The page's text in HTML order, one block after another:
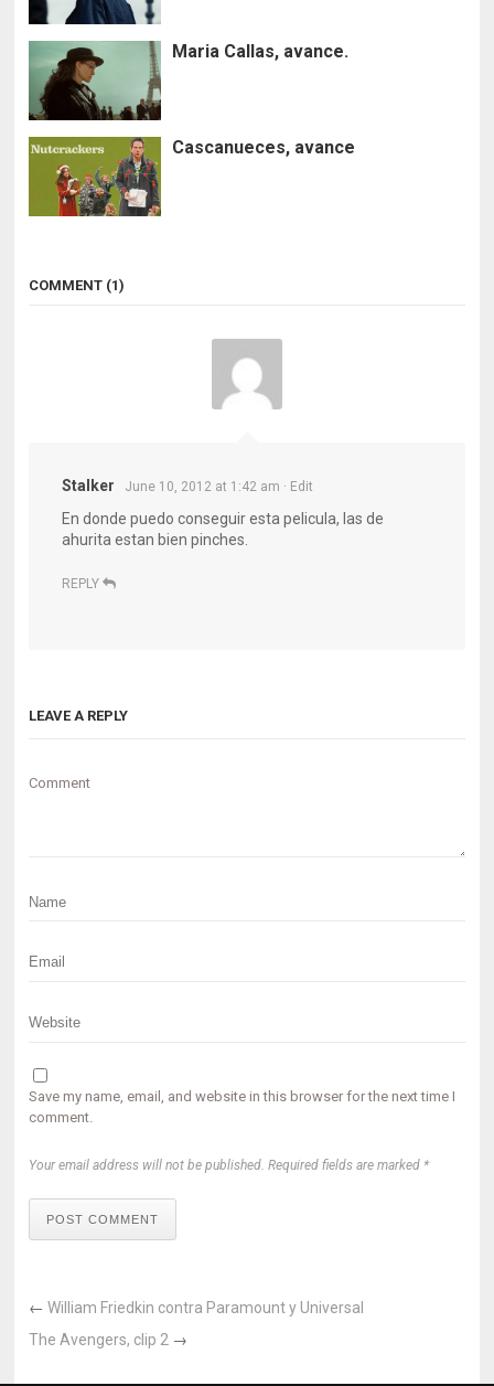
Maria Callas, avance.
Cascanueces, avance
COMMENT (1)
Stalker June 10, 2012 at 1:42 am · Edit
En donde puedo conseguir esta pelicula, las de
ahurita estan bien pinches.
REPLY
LEAVE A REPLY
Comment
Save my name, email, and website in this browser for the next time I
comment.
Your email address will not be published. Required fields are marked *
POST COMMENT
←William Friedkin contra Paramount y Universal
The Avengers, clip 2 →